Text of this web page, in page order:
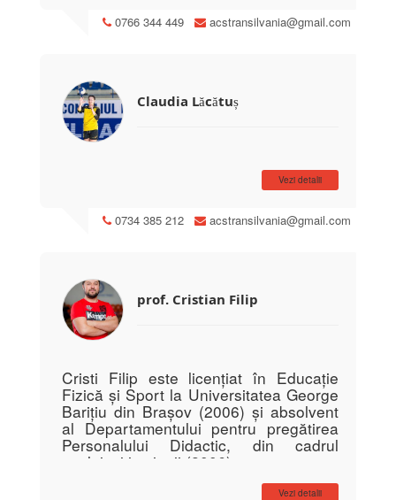
Cupei României și în semifinalele
Chalenge Cup.
Rulmentul Brașov, câștigând
campionatul Național, Cupa României
și Challenge Cup, ajungând și în finala
Cupei EHF și a Cupei României.
(2009-2010), Club Balpnmano Murcia
(Spania, 2010-2011), Corona Brașov
HC Sebeș.
0766 344 449 acstransilvania@gmail.com
Claudia Lăcătuș
Vezi detalii
0734 385 212 acstransilvania@gmail.com
prof. Cristian Filip
Cristi Filip este licențiat în Educație
Fizică și Sport la Universitatea George
Barițiu din Brașov (2006) și absolvent
al Departamentului pentru pregătirea
Personalului Didactic, din cadrul
aceleiași instituții (2006).
În 2008 a terminat masterul pe
Vezi detalii